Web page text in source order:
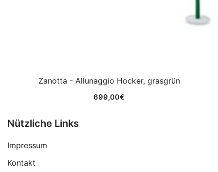
Zanotta - Allunaggio Hocker, grasgrün
699,00€
Nützliche Links
Impressum
Kontakt